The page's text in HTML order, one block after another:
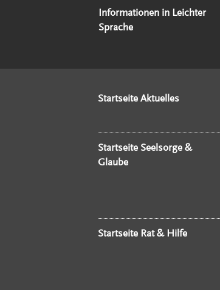
Informationen in Leichter
Sprache
Startseite Aktuelles
Startseite Seelsorge &
Glaube
Startseite Rat & Hilfe